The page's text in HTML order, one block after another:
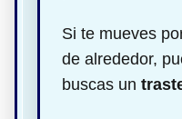
Si te mueves
de alrededor,
buscas un